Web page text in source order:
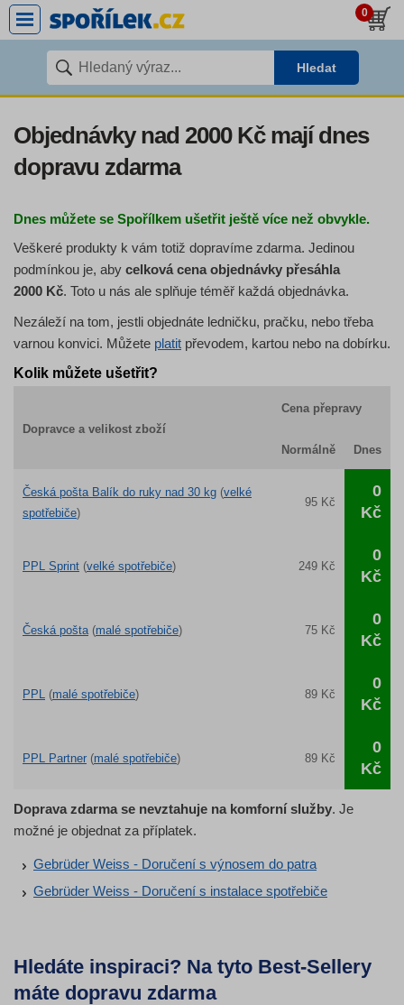
0
Hledat
Objednávky nad 2000 Kč mají dnes
dopravu zdarma
Dnes můžete se Spořílkem ušetřit ještě více než obvykle.
Veškeré produkty k vám totiž dopravíme zdarma. Jedinou
podmínkou je, aby celková cena objednávky přesáhla
2000 Kč. Toto u nás ale splňuje téměř každá objednávka.
Nezáleží na tom, jestli objednáte ledničku, pračku, nebo třeba
varnou konvici. Můžete platit převodem, kartou nebo na dobírku.
Kolik můžete ušetřit?
Dopravce a velikost zboží
Cena přepravy
Normálně Dnes
Česká pošta Balík do ruky nad 30 kg (velké
spotřebiče)
95 Kč
0
Kč
PPL Sprint (velké spotřebiče) 249 Kč
0
Kč
Česká pošta(malé spotřebiče) 75 Kč
0
Kč
PPL (malé spotřebiče) 89 Kč
0
Kč
PPL Partner (malé spotřebiče) 89 Kč
0
Kč
Doprava zdarma se nevztahuje na komforní služby. Je
možné je objednat za příplatek.
Gebrüder Weiss - Doručení s výnosem do patra
Gebrüder Weiss - Doručení s instalace spotřebiče
Hledáte inspiraci? Na tyto Best-Sellery
máte dopravu zdarma